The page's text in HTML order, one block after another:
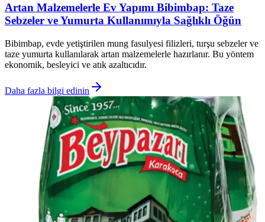
Artan Malzemelerle Ev Yapımı Bibimbap: Taze
Sebzeler ve Yumurta Kullanımıyla Sağlıklı Öğün
Bibimbap, evde yetiştirilen mung fasulyesi filizleri, turşu sebzeler ve
taze yumurta kullanılarak artan malzemelerle hazırlanır. Bu yöntem
ekonomik, besleyici ve atık azaltıcıdır.
Daha fazla bilgi edinin